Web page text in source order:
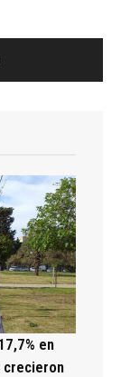
en
crecieron